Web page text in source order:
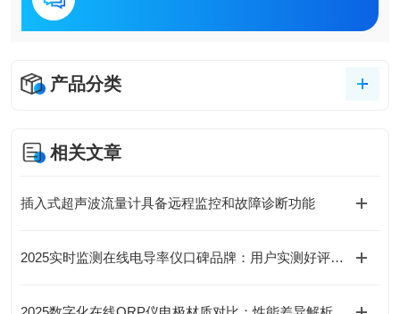
产品分类
相关文章
插入式超声波流量计具备远程监控和故障诊断功能
2025实时监测在线电导率仪口碑品牌：用户实测好评推荐